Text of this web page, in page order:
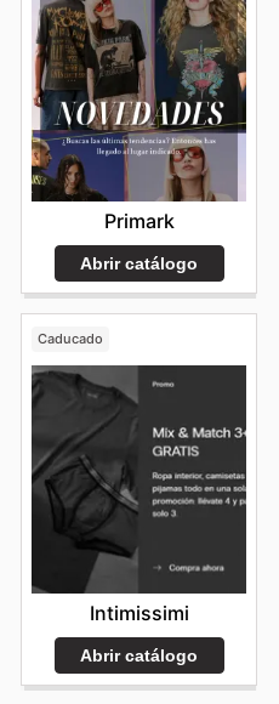
Primark
Abrir catálogo
Caducado
Intimissimi
Abrir catálogo